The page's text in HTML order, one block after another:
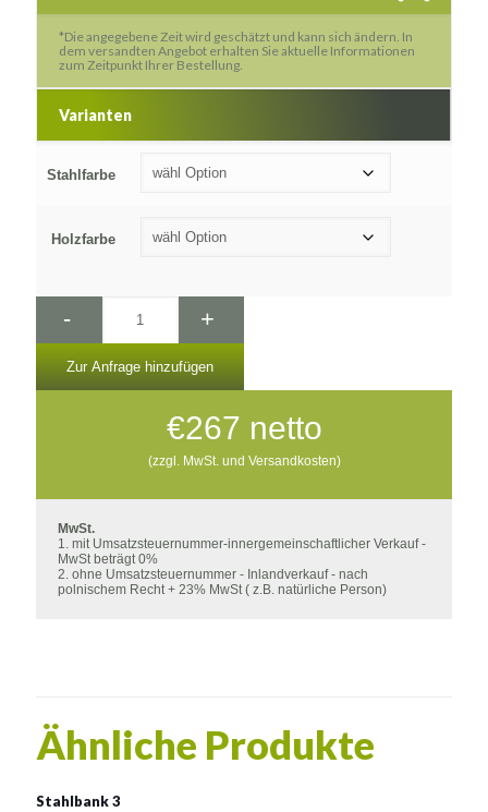
*Die angegebene Zeit wird geschätzt und kann sich ändern. In
dem versandten Angebot erhalten Sie aktuelle Informationen
zum Zeitpunkt Ihrer Bestellung.
Varianten
Stahlfarbe
Holzfarbe
- +
Zur Anfrage hinzufügen
€267 netto
(zzgl. MwSt. und Versandkosten)
MwSt.
1. mit Umsatzsteuernummer-innergemeinschaftlicher Verkauf -
MwSt beträgt 0%
2. ohne Umsatzsteuernummer - Inlandverkauf - nach
polnischem Recht + 23% MwSt ( z.B. natürliche Person)
Ähnliche Produkte
Stahlbank 3